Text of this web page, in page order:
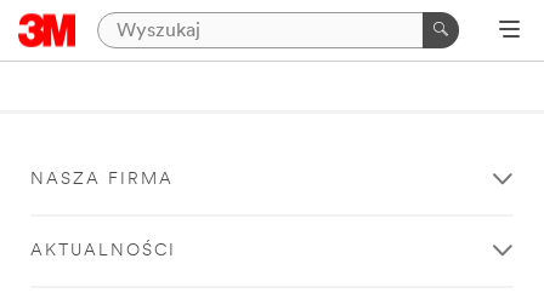
NASZA FIRMA
AKTUALNOŚCI